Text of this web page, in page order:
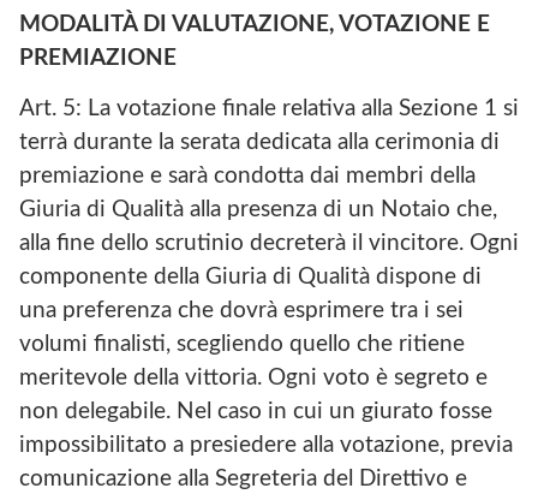
MODALITÀ DI VALUTAZIONE, VOTAZIONE E
PREMIAZIONE
Art. 5: La votazione finale relativa alla Sezione 1 si
terrà durante la serata dedicata alla cerimonia di
premiazione e sarà condotta dai membri della
Giuria di Qualità alla presenza di un Notaio che,
alla fine dello scrutinio decreterà il vincitore. Ogni
componente della Giuria di Qualità dispone di
una preferenza che dovrà esprimere tra i sei
volumi finalisti, scegliendo quello che ritiene
meritevole della vittoria. Ogni voto è segreto e
non delegabile. Nel caso in cui un giurato fosse
impossibilitato a presiedere alla votazione, previa
comunicazione alla Segreteria del Direttivo e